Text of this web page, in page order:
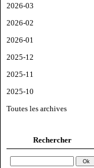
2026-03
2026-02
2026-01
2025-12
2025-11
2025-10
Toutes les archives
Rechercher